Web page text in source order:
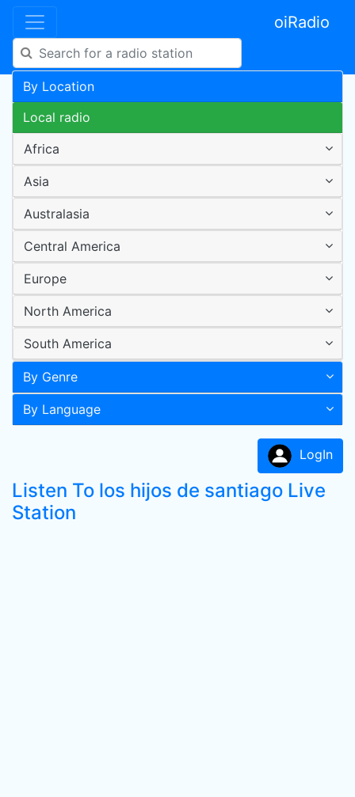
oiRadio
By Location
Local radio
Africa
Asia
Australasia
Central America
Europe
North America
South America
By Genre
By Language
LogIn
Listen To los hijos de santiago Live
Station